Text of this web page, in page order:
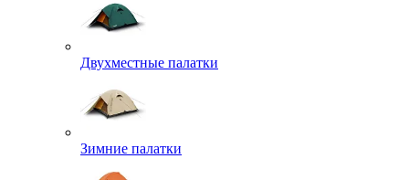
Двухместные палатки
Зимние палатки